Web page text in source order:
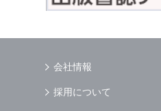
会社情報
採用について